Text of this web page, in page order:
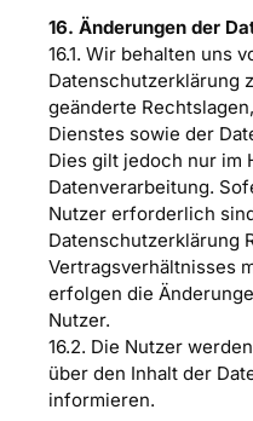
16. Änderungen der
16.1. Wir behalten uns
Datenschutzerklärung
geänderte
Dienstes sowie der
Dies gilt jedoch nur im
Datenverarbeitung.
Nutzer erforderlich
Datenschutzerklärung
Vertragsverhältnisses
erfolgen die
Nutzer.
16.2. Die Nutzer
über den Inhalt der
informieren.